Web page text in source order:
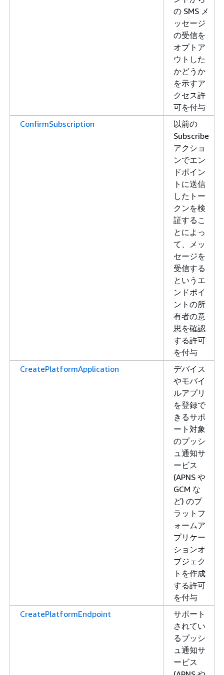
の SMS メ
ッセージ
の受信を
オプトア
ウトした
かどうか
を示すア
クセス許
可を付与
ConfirmSubscription
以前の
Subscribe
アクショ
ンでエン
ドポイン
トに送信
したトー
クンを検
証するこ
とによっ
て、メッ
セージを
受信する
というエ
ンドポイ
ントの所
有者の意
思を確認
する許可
を付与
CreatePlatformApplication
デバイス
やモバイ
ルアプリ
を登録で
きるサポ
ート対象
のプッシ
ュ通知サ
ービス
(APNS や
GCM な
ど) のプ
ラットフ
ォームア
プリケー
ションオ
ブジェク
トを作成
する許可
を付与
CreatePlatformEndpoint
サポート
されてい
るプッシ
ュ通知サ
ービス